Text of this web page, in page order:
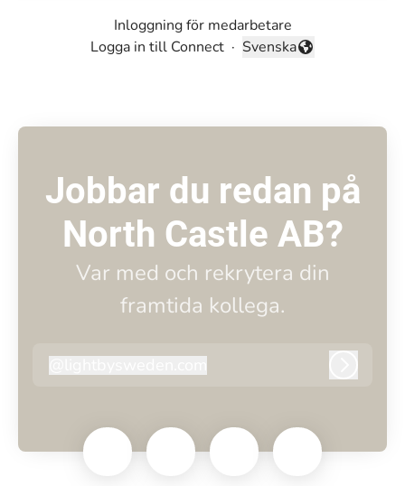
Inloggning för medarbetare
Logga in till Connect · Byt språk
Svenska
Jobbar du redan på
North Castle AB?
Var med och rekrytera din
framtida kollega.
lightbysweden.com